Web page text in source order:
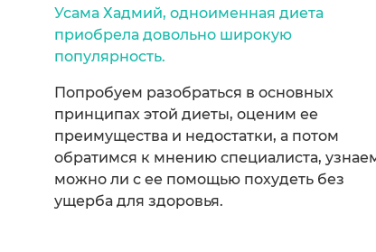
Усама Хадмий, одноименная диета
приобрела довольно широкую
популярность.
Попробуем разобраться в основных
принципах этой диеты, оценим ее
преимущества и недостатки, а потом
обратимся к мнению специалиста,
можно ли с ее помощью похудеть без
ущерба для здоровья.